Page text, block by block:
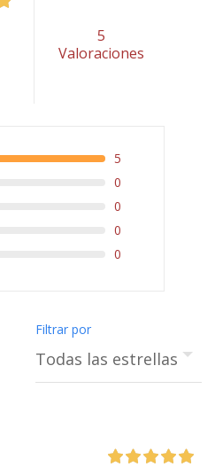
5
Valoraciones
5
0
0
0
0
Filtrar por